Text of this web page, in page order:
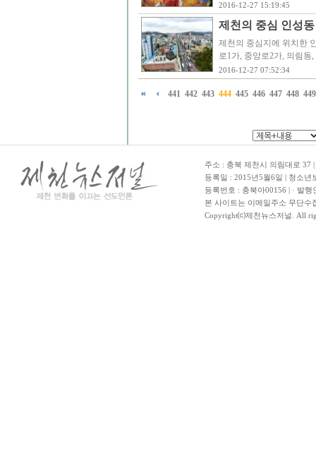
2016-12-27 15:19:45
제천의 중심 인성
제천의 중심지에 위치한
로1가, 중앙로2가, 의림
2016-12-27 07:52:34
441 442 443 444 445 446 447 448 449
주소 : 충북 제천시 의림대로 37
등록일 : 2015년5월6일 | 청소
등록번호 : 충북아00156 | · 발
본 사이트는 이메일주소 무단수
Copyright⒞제천뉴스저널. All